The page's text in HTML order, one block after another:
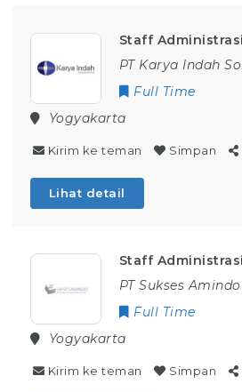
Staff
PT Karya Indah
Full Time
Yogyakarta
Kirim ke teman Simpan
Lihat detail
Staff Administrasi
PT Sukses Amindo
Full Time
Yogyakarta
Kirim ke teman Simpan